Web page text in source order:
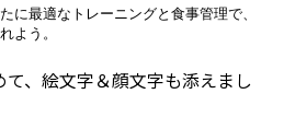
に最適なトレーニングと食事管理で、
よう。
、絵文字＆顔文字も添えまし